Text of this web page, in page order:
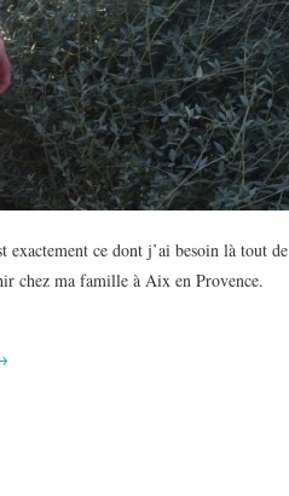
ce dont j’ai besoin là tout de
chez ma famille à Aix en Provence.